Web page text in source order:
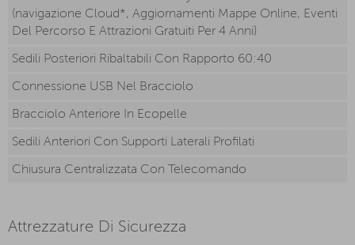
(navigazione Cloud*, Aggiornamenti Mappe Online, Eventi
Del Percorso E Attrazioni Gratuiti Per 4 Anni)
Sedili Posteriori Ribaltabili Con Rapporto 60:40
Connessione USB Nel Bracciolo
Bracciolo Anteriore In Ecopelle
Sedili Anteriori Con Supporti Laterali Profilati
Chiusura Centralizzata Con Telecomando
Attrezzature Di Sicurezza